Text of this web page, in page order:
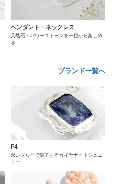
ペンダント・ネックレス
天然石・パワーストーンを一粒から楽しめ
る
ブランド一覧へ
P4
深いブルーで魅了するカイヤナイトジュエ
リー